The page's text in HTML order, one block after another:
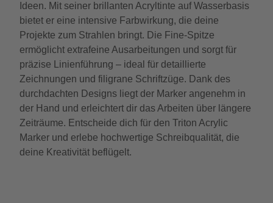
Ideen. Mit seiner brillanten Acryltinte auf Wasserbasis
bietet er eine intensive Farbwirkung, die deine
Projekte zum Strahlen bringt. Die Fine-Spitze
ermöglicht extrafeine Ausarbeitungen und sorgt für
präzise Linienführung – ideal für detaillierte
Zeichnungen und filigrane Schriftzüge. Dank des
durchdachten Designs liegt der Marker angenehm in
der Hand und erleichtert dir das Arbeiten über längere
Zeiträume. Entscheide dich für den Triton Acrylic
Marker und erlebe hochwertige Schreibqualität, die
deine Kreativität beflügelt.